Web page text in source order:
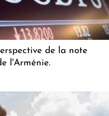
de la note
l'Arménie.